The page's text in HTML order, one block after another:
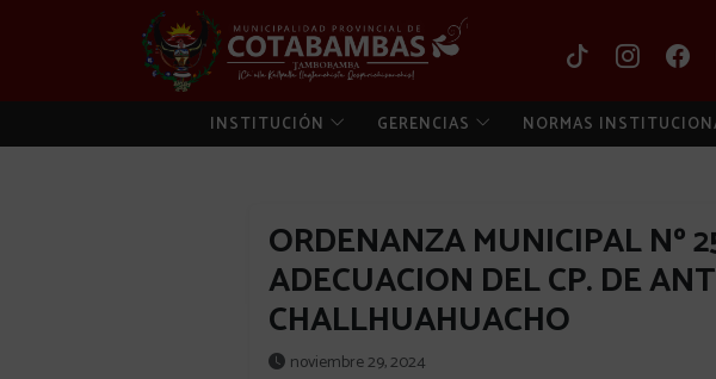
INSTITUCIÓN GERENCIAS NORMAS
ORDENANZA MUNICIPAL Nº
ADECUACION DEL CP. DE
CHALLHUAHUACHO
noviembre 29, 2024